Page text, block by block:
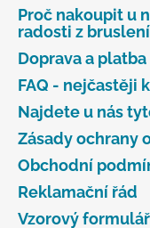
Proč nakoupit u
radosti z bruslení
Doprava a platba
FAQ - nejčastěji
Najdete u nás
Zásady ochrany
Obchodní
Reklamační řád
Vzorový